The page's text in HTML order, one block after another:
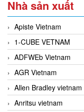
Nhà sản xuất
Apiste Vietnam
1-CUBE VETNAM
ADFWEb Vietnam
AGR Vietnam
Allen Bradley vietnam
Anritsu vietnam